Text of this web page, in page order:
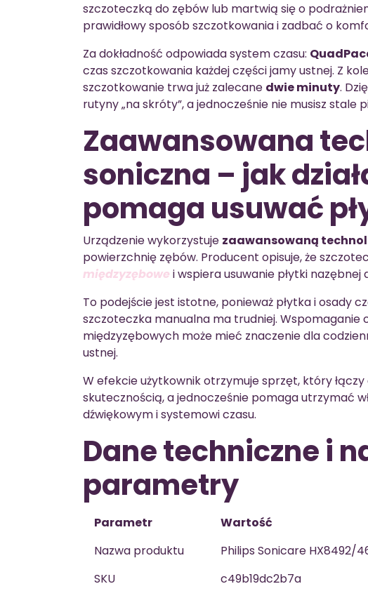
szczoteczką do zębów lub martwią się o
prawidłowy sposób szczotkowania i zadbać o
Za dokładność odpowiada system czasu:
czas szczotkowania każdej części jamy ustnej. Z
szczotkowanie trwa już zalecane dwie minuty.
rutyny „na skróty”, a jednocześnie nie musisz stale
Zaawansowana
soniczna – jak
pomaga usuwać
Urządzenie wykorzystuje zaawansowaną
powierzchnię zębów. Producent opisuje, że
międzyzębowe i wspiera usuwanie płytki
To podejście jest istotne, ponieważ płytka i osady
szczoteczka manualna ma trudniej. Wspomaganie
międzyzębowych może mieć znaczenie dla
ustnej.
W efekcie użytkownik otrzymuje sprzęt, który
skutecznością, a jednocześnie pomaga utrzymać
dźwiękowym i systemowi czasu.
Dane techniczne i
parametry
Parametr
Wartość
Nazwa produktu
Philips Sonicare HX8492/
SKU
c49b19dc2b7a